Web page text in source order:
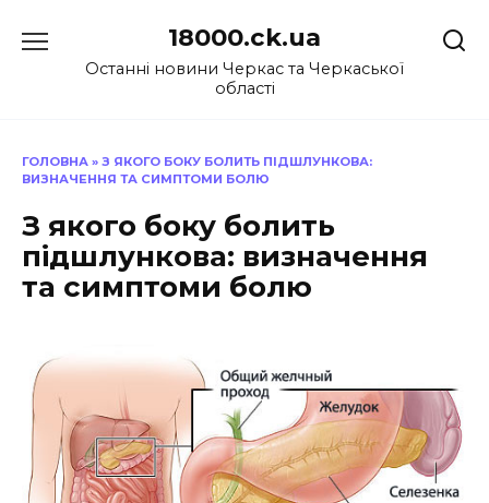
до
18000.ck.ua
Останні новини Черкас та Черкаської
області
ГОЛОВНА » З ЯКОГО БОКУ БОЛИТЬ ПІДШЛУНКОВА:
ВИЗНАЧЕННЯ ТА СИМПТОМИ БОЛЮ
З якого боку болить
підшлункова: визначення
та симптоми болю